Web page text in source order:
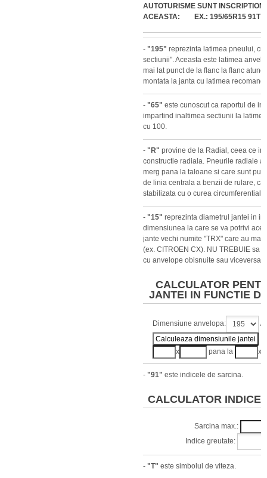
AUTOTURISME SUNT
ACEASTA: EX.: 195/65R15 91T
- "195" reprezinta latimea pneului,
sectiunii". Aceasta este latimea
mai lat punct de la flanc la flanc
montata la janta cu latimea
- "65" este cunoscut ca raportul de
impartind inaltimea sectiunii la
cu 100.
- "R" provine de la Radial, ceea ce
constructie radiala. Pneurile radiale
merg pana la taloane si care sunt
de linia centrala a benzii de rulare,
stabilizata cu o curea circumferentiala.
- "15" reprezinta diametrul jantei in
dimensiunea la care se va potrivi
jante vechi numite "TRX" care au
(ex. CITROEN CX). NU TREBUIE sa
cu anvelope obisnuite sau viceversa.
CALCULATOR
JANTEI IN FUNCTIE
Dimensiune anvelopa: /
x pana la x
- "91" este indicele de sarcina.
CALCULATOR INDICE
Sarcina max.:
Indice greutate:
- "T" este simbolul de viteza.